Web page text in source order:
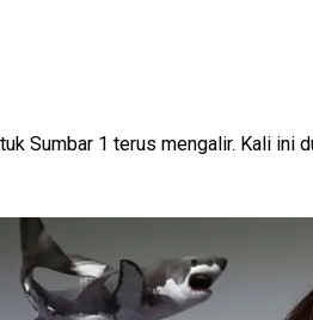
Sumbar 1 terus mengalir. Kali ini